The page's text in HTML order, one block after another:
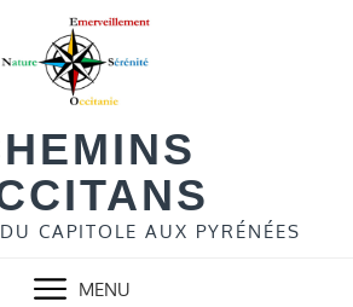
CAPITOLE AUX PYRÉNÉES
MENU